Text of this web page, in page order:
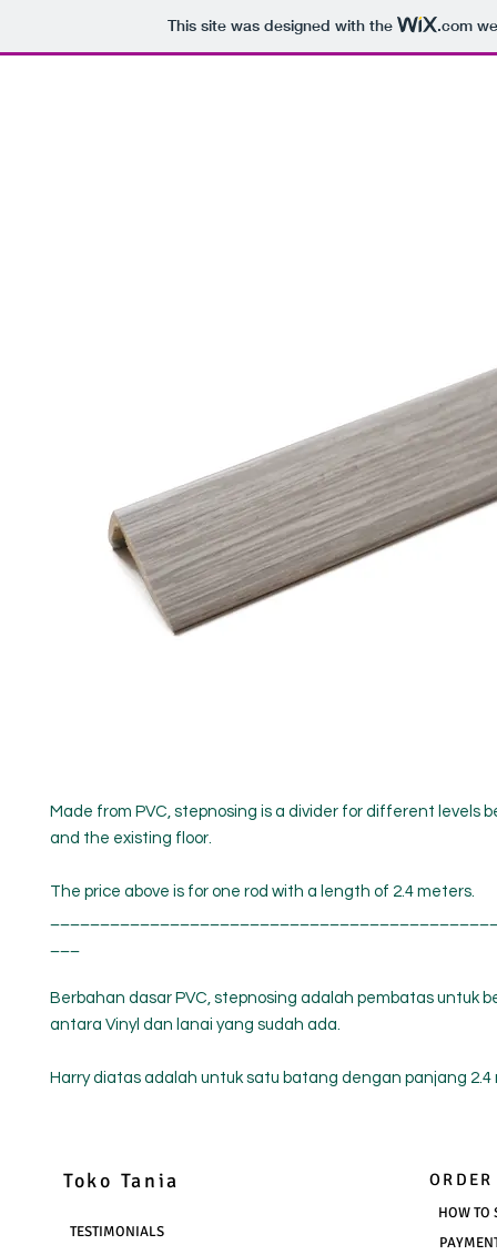
This site was designed with the .com
Made from PVC, stepnosing is a divider for different levels
and the existing floor.
The price above is for one rod with a length of 2.4 meters.
Berbahan dasar PVC, stepnosing adalah pembatas untuk
antara Vinyl dan lanai yang sudah ada.
Harry diatas adalah untuk satu batang dengan panjang 2.4
Toko Tania
TESTIMONIALS
HOW TO